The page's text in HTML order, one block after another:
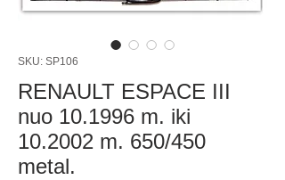
SKU: SP106
RENAULT ESPACE III
nuo 10.1996 m. iki
10.2002 m. 650/450
metal.